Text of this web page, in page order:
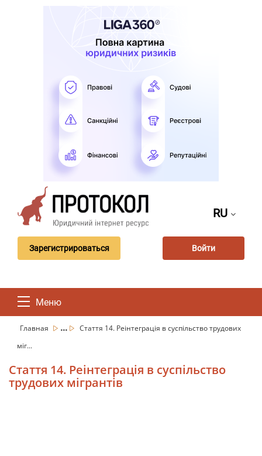
RU
Зарегистрироваться Войти
Меню
Главная ...
Стаття 14. Реінтеграція в суспільство трудових
міг...
Стаття 14. Реінтеграція в суспільство
трудових мігрантів